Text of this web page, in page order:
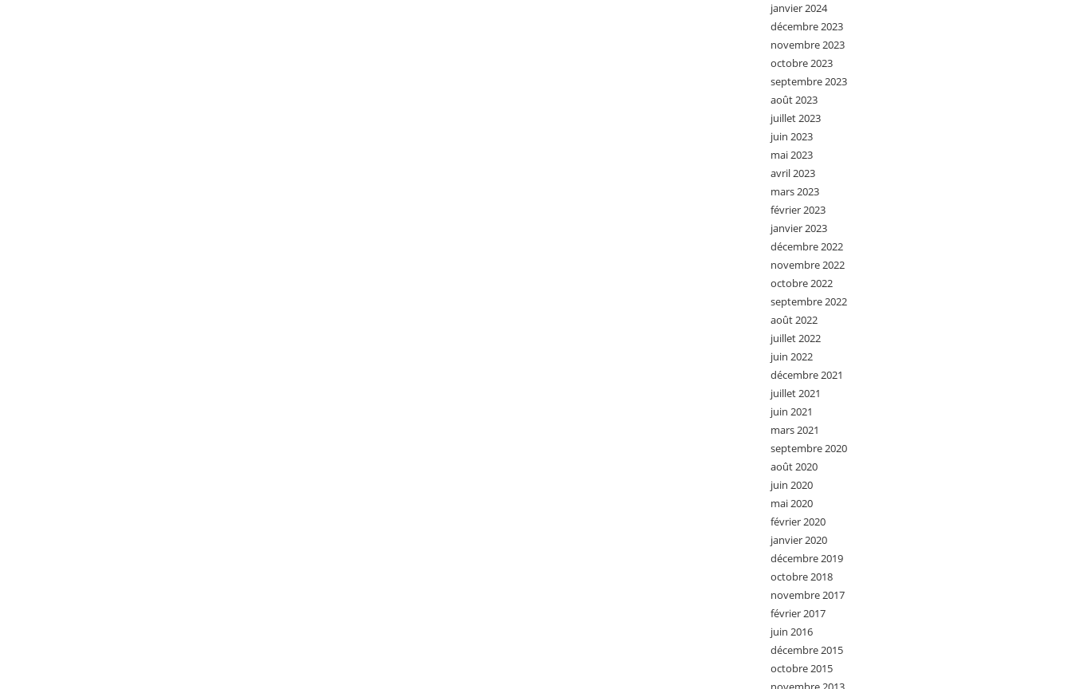
janvier 2024
décembre 2023
novembre 2023
octobre 2023
septembre 2023
août 2023
juillet 2023
juin 2023
mai 2023
avril 2023
mars 2023
février 2023
janvier 2023
décembre 2022
novembre 2022
octobre 2022
septembre 2022
août 2022
juillet 2022
juin 2022
décembre 2021
juillet 2021
juin 2021
mars 2021
septembre 2020
août 2020
juin 2020
mai 2020
février 2020
janvier 2020
décembre 2019
octobre 2018
novembre 2017
février 2017
juin 2016
décembre 2015
octobre 2015